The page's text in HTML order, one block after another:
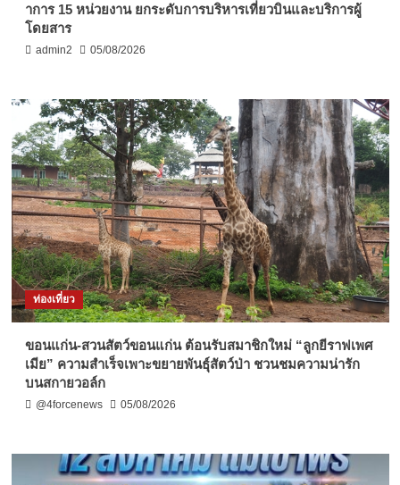
าการ 15 หน่วยงาน ยกระดับการบริหารเที่ยวบินและบริการผู้
โดยสาร
admin2 05/08/2026
ท่องเที่ยว
ขอนแก่น-สวนสัตว์ขอนแก่น ต้อนรับสมาชิกใหม่ “ลูกยีราฟเพศ
เมีย” ความสำเร็จเพาะขยายพันธุ์สัตว์ป่า ชวนชมความน่ารัก
บนสกายวอล์ก
@4forcenews 05/08/2026